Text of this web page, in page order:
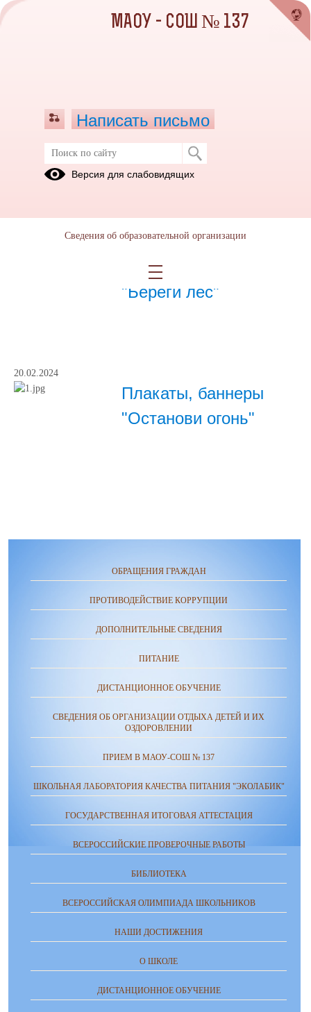
Баннеры, плакаты
Плакаты, баннеры
"Береги лес"
20.02.2024
Плакаты, баннеры
"Останови огонь"
ОБРАЩЕНИЯ ГРАЖДАН
ПРОТИВОДЕЙСТВИЕ КОРРУПЦИИ
ДОПОЛНИТЕЛЬНЫЕ СВЕДЕНИЯ
ПИТАНИЕ
ДИСТАНЦИОННОЕ ОБУЧЕНИЕ
СВЕДЕНИЯ ОБ ОРГАНИЗАЦИИ ОТДЫХА ДЕТЕЙ И ИХ
ОЗДОРОВЛЕНИИ
ПРИЕМ В МАОУ-СОШ № 137
ШКОЛЬНАЯ ЛАБОРАТОРИЯ КАЧЕСТВА ПИТАНИЯ "ЭКОЛАБИК"
ГОСУДАРСТВЕННАЯ ИТОГОВАЯ АТТЕСТАЦИЯ
ВСЕРОССИЙСКИЕ ПРОВЕРОЧНЫЕ РАБОТЫ
БИБЛИОТЕКА
ВСЕРОССИЙСКАЯ ОЛИМПИАДА ШКОЛЬНИКОВ
НАШИ ДОСТИЖЕНИЯ
О ШКОЛЕ
ДИСТАНЦИОННОЕ ОБУЧЕНИЕ
МАОУ - СОШ № 137
Написать письмо
Версия для слабовидящих
Сведения об образовательной организации